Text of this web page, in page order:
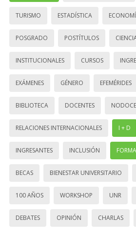
TURISMO ESTADÍSTICA
POSGRADO POSTÍTULOS
INSTITUCIONALES CURSOS
EXÁMENES GÉNERO EFEMÉRIDES
BIBLIOTECA DOCENTES
RELACIONES INTERNACIONALES I + D
INGRESANTES INCLUSIÓN
BECAS BIENESTAR UNIVERSITARIO
100 AÑOS WORKSHOP UNR
DEBATES OPINIÓN CHARLAS